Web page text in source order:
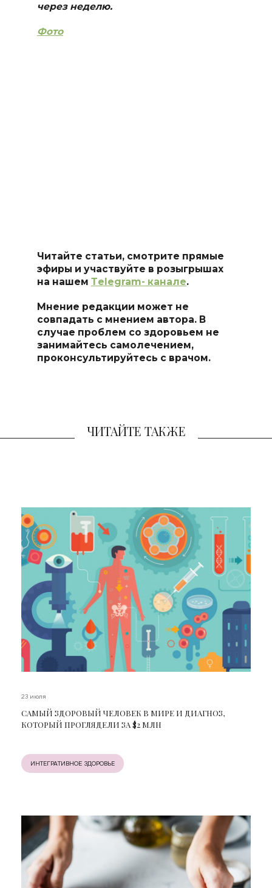
через неделю.
Фото
Читайте статьи, смотрите прямые
эфиры и участвуйте в розыгрышах
на нашем Тelegram- канале.
Мнение редакции может не
совпадать с мнением автора. В
случае проблем со здоровьем не
занимайтесь самолечением,
проконсультируйтесь с врачом.
ЧИТАЙТЕ ТАКЖЕ
23 июля
САМЫЙ ЗДОРОВЫЙ ЧЕЛОВЕК В МИРЕ И ДИАГНОЗ,
КОТОРЫЙ ПРОГЛЯДЕЛИ ЗА $2 МЛН
ИНТЕГРАТИВНОЕ ЗДОРОВЬЕ